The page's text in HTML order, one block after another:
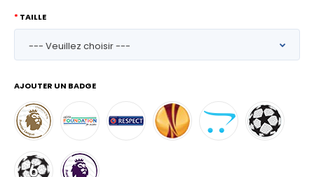
TAILLE
AJOUTER UN BADGE